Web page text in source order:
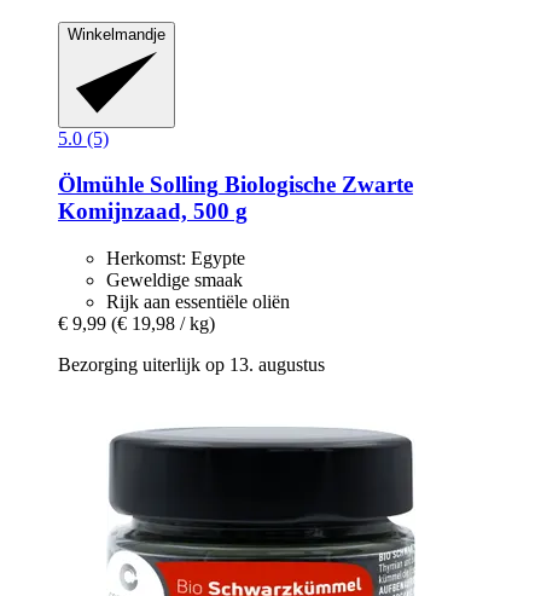
Winkelmandje
5.0 (5)
Ölmühle Solling Biologische Zwarte
Komijnzaad, 500 g
Herkomst: Egypte
Geweldige smaak
Rijk aan essentiële oliën
€ 9,99 (€ 19,98 / kg)
Bezorging uiterlijk op 13. augustus